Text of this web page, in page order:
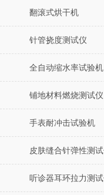
翻滚式烘干机
针管挠度测试仪
全自动缩水率试验机
铺地材料燃烧测试仪
手表耐冲击试验机
皮肤缝合针弹性测
听诊器耳环拉力测